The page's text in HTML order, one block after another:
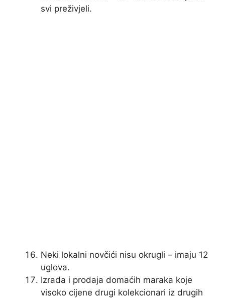
svi preživjeli.
Neki lokalni novčići nisu okrugli – imaju 12
uglova.
Izrada i prodaja domaćih maraka koje
visoko cijene drugi kolekcionari iz drugih